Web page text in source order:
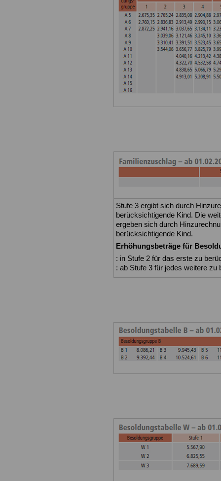
Stufe 3 ergibt sich durch
berücksichtigende Kind. Die
ergeben sich durch
berücksichtigende Kind.
Erhöhungsbeträge für
: in Stufe 2 für das erste zu
: ab Stufe 3 für jedes weitere